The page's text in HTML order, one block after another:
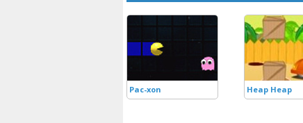
Pac-xon Heap Heap